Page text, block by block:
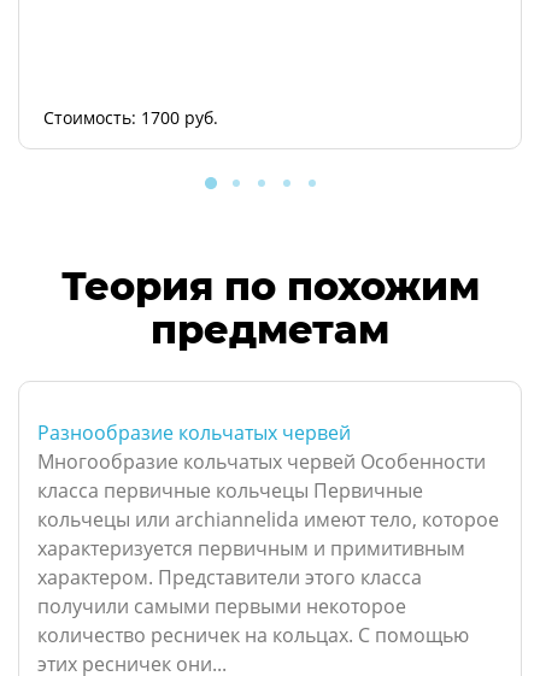
Стоимость: 1700 руб.
Теория по похожим
предметам
Разнообразие кольчатых червей
Многообразие кольчатых червей Особенности
класса первичные кольчецы Первичные
кольчецы или archiannelida имеют тело, которое
характеризуется первичным и примитивным
характером. Представители этого класса
получили самыми первыми некоторое
количество ресничек на кольцах. С помощью
этих ресничек они...